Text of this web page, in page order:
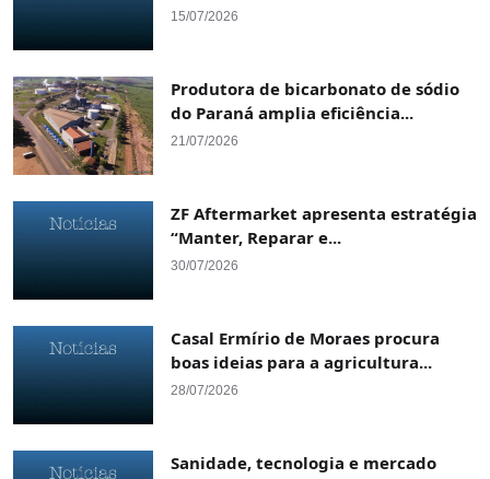
15/07/2026
Produtora de bicarbonato de sódio
do Paraná amplia eficiência...
21/07/2026
ZF Aftermarket apresenta estratégia
“Manter, Reparar e...
30/07/2026
Casal Ermírio de Moraes procura
boas ideias para a agricultura...
28/07/2026
Sanidade, tecnologia e mercado